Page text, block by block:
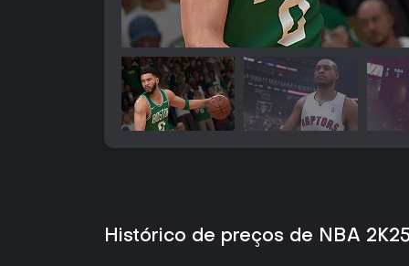
Histórico de preços de NBA